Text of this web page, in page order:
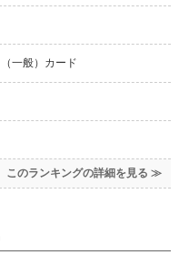
一般）カード
このランキングの詳細を見る ≫